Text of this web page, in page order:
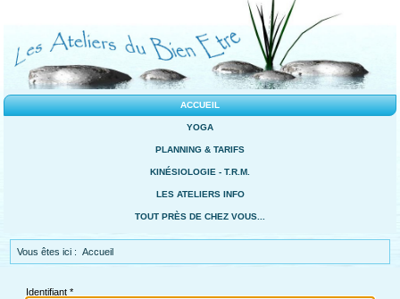
ACCUEIL
YOGA
PLANNING & TARIFS
KINÉSIOLOGIE - T.R.M.
LES ATELIERS INFO
TOUT PRÈS DE CHEZ VOUS...
Vous êtes ici :Accueil
Identifiant*